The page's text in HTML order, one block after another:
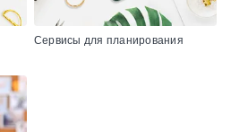
Сервисы для планирования